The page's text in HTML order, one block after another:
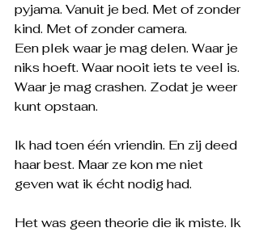
pyjama. Vanuit je bed. Met of zonder
kind. Met of zonder camera.
Een plek waar je mag delen. Waar je
niks hoeft. Waar nooit iets te veel is.
Waar je mag crashen. Zodat je weer
kunt opstaan.
Ik had toen één vriendin. En zij deed
haar best. Maar ze kon me niet
geven wat ik écht nodig had.
Het was geen theorie die ik miste. Ik